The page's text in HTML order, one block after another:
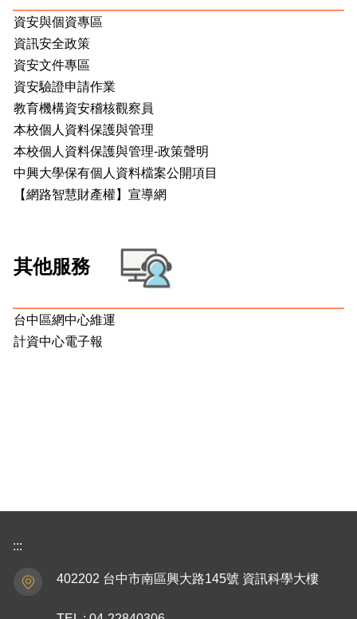
資安與個資專區
資訊安全政策
資安文件專區
資安驗證申請作業
教育機構資安稽核觀察員
本校個人資料保護與管理
本校個人資料保護與管理-政策聲明
中興大學保有個人資料檔案公開項目
【網路智慧財產權】宣導網
其他服務
台中區網中心維運
計資中心電子報
:::
402202 台中市南區興大路145號 資訊科學大樓